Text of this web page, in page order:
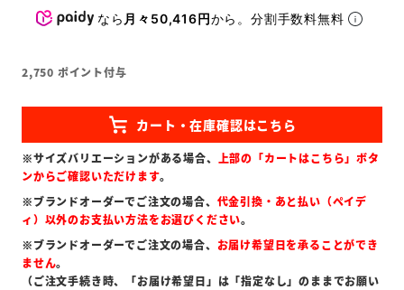
なら 月々50,416円から。分割手数料無料
2,750 ポイント付与
※サイズバリエーションがある場合、 上部の「カートはこちら」ボタ
ンからご確認いただけます。
※ブランドオーダーでご注文の場合、 代金引換・あと払い（ペイデ
ィ）以外のお支払い方法をお選びください。
※ブランドオーダーでご注文の場合、 お届け希望日を承ることができ
ません。
（ご注文手続き時、「お届け希望日」は「指定なし」のままでお願い